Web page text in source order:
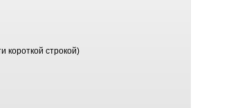
короткой строкой)